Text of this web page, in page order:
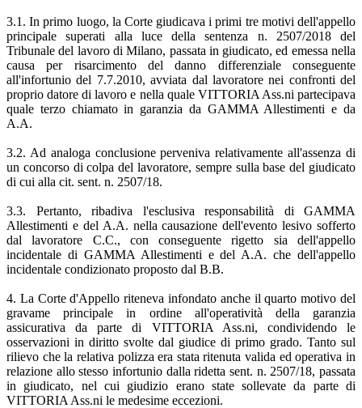
3.1. In primo luogo, la Corte giudicava i primi tre motivi dell'appello
principale superati alla luce della sentenza n. 2507/2018 del
Tribunale del lavoro di Milano, passata in giudicato, ed emessa nella
causa per risarcimento del danno differenziale conseguente
all'infortunio del 7.7.2010, avviata dal lavoratore nei confronti del
proprio datore di lavoro e nella quale VITTORIA Ass.ni partecipava
quale terzo chiamato in garanzia da GAMMA Allestimenti e da
A.A.
3.2. Ad analoga conclusione perveniva relativamente all'assenza di
un concorso di colpa del lavoratore, sempre sulla base del giudicato
di cui alla cit. sent. n. 2507/18.
3.3. Pertanto, ribadiva l'esclusiva responsabilità di GAMMA
Allestimenti e del A.A. nella causazione dell'evento lesivo sofferto
dal lavoratore C.C., con conseguente rigetto sia dell'appello
incidentale di GAMMA Allestimenti e del A.A. che dell'appello
incidentale condizionato proposto dal B.B.
4. La Corte d'Appello riteneva infondato anche il quarto motivo del
gravame principale in ordine all'operatività della garanzia
assicurativa da parte di VITTORIA Ass.ni, condividendo le
osservazioni in diritto svolte dal giudice di primo grado. Tanto sul
rilievo che la relativa polizza era stata ritenuta valida ed operativa in
relazione allo stesso infortunio dalla ridetta sent. n. 2507/18, passata
in giudicato, nel cui giudizio erano state sollevate da parte di
VITTORIA Ass.ni le medesime eccezioni.